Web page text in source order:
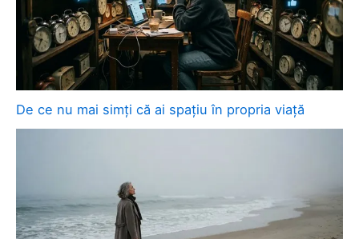
De ce nu mai simți că ai spațiu în propria viață